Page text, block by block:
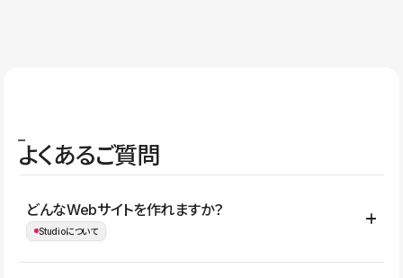
よくあるご質問
どんなWebサイトを作れますか？
Studioについて